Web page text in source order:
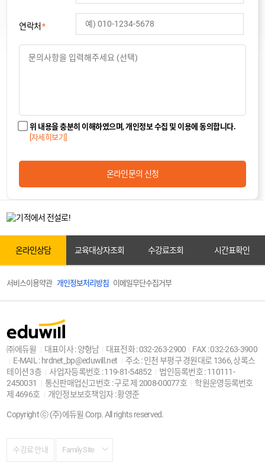
원서접수
교육대상자조회
센터안내
연락처 *
위 내용을 충분히 이해하였으며, 개인정보 수집 및 이용에 동의합니다.
[자세히보기]
온라인문의 신청
온라인상담 교육대상자조회 수강료조회 시간표확인
서비스이용약관 개인정보처리방침 이메일무단수집거부
㈜에듀윌 대표이사 : 양형남 대표전화 : 032-263-2900
FAX : 032-263-3900
E-MAIL : hrdnet_bp@eduwill.net
주소 : 인천 부평구 경원대로 1366, 상록스
테이션 3층
사업자등록번호 : 119-81-54852
법인등록번호 : 110111-
2450031
통신판매업신고번호 : 구로 제 2008-00077호
학원운영등록번호
제 4696호
개인정보보호책임자 : 황영준
Copyright ⓒ (주)에듀윌 Corp. All rights reserved.
수강료 안내 Family Site